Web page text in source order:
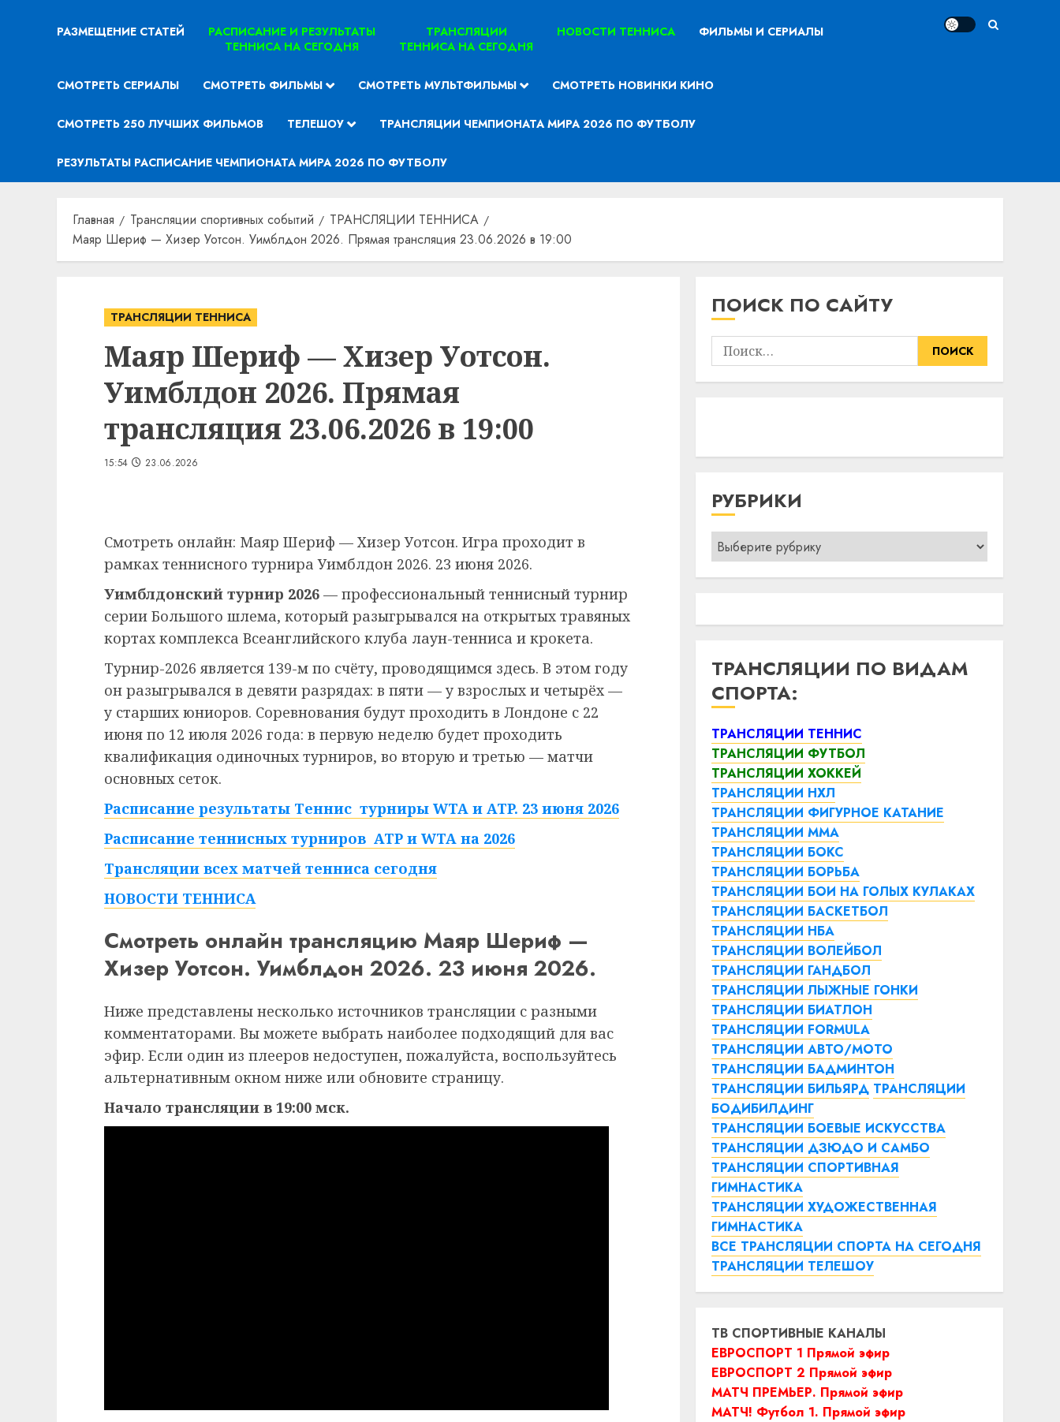
РАЗМЕЩЕНИЕ СТАТЕЙ
РАСПИСАНИЕ И РЕЗУЛЬТАТЫ
ТЕННИСА НА СЕГОДНЯ
ТРАНСЛЯЦИИ
ТЕННИСА НА СЕГОДНЯ
НОВОСТИ ТЕННИСА ФИЛЬМЫ И СЕРИАЛЫ
СМОТРЕТЬ СЕРИАЛЫ СМОТРЕТЬ ФИЛЬМЫ СМОТРЕТЬ МУЛЬТФИЛЬМЫ СМОТРЕТЬ НОВИНКИ КИНО
СМОТРЕТЬ 250 ЛУЧШИХ ФИЛЬМОВ ТЕЛЕШОУ ТРАНСЛЯЦИИ ЧЕМПИОНАТА МИРА 2026 ПО ФУТБОЛУ
РЕЗУЛЬТАТЫ РАСПИСАНИЕ ЧЕМПИОНАТА МИРА 2026 ПО ФУТБОЛУ
Главная Трансляции спортивных событий
ТРАНСЛЯЦИИ ТЕННИСА
Маяр Шериф — Хизер Уотсон. Уимблдон 2026. Прямая трансляция 23.06.2026 в 19:00
ТРАНСЛЯЦИИ ТЕННИСА
Маяр Шериф — Хизер Уотсон.
Уимблдон 2026. Прямая
трансляция 23.06.2026 в 19:00
15:54 23.06.2026
Смотреть онлайн: Маяр Шериф — Хизер Уотсон. Игра проходит в
рамках теннисного турнира Уимблдон 2026. 23 июня 2026.
Уимблдонский турнир 2026 — профессиональный теннисный турнир
серии Большого шлема, который разыгрывался на открытых травяных
кортах комплекса Всеанглийского клуба лаун-тенниса и крокета.
Турнир-2026 является 139-м по счёту, проводящимся здесь. В этом году
он разыгрывался в девяти разрядах: в пяти — у взрослых и четырёх —
у старших юниоров. Соревнования будут проходить в Лондоне с 22
июня по 12 июля 2026 года: в первую неделю будет проходить
квалификация одиночных турниров, во вторую и третью — матчи
основных сеток.
Расписание результаты Теннис турниры WTA и ATP. 23 июня 2026
Расписание теннисных турниров ATP и WTA на 2026
Трансляции всех матчей тенниса сегодня
НОВОСТИ ТЕННИСА
Смотреть онлайн трансляцию Маяр Шериф —
Хизер Уотсон. Уимблдон 2026. 23 июня 2026.
Ниже представлены несколько источников трансляции с разными
комментаторами. Вы можете выбрать наиболее подходящий для вас
эфир. Если один из плееров недоступен, пожалуйста, воспользуйтесь
альтернативным окном ниже или обновите страницу.
Начало трансляции в 19:00 мск.
ПОИСК ПО САЙТУ
Найти:
РУБРИКИ
Рубрики
ТРАНСЛЯЦИИ ПО ВИДАМ
СПОРТА:
ТРАНСЛЯЦИИ ТЕННИС
ТРАНСЛЯЦИИ ФУТБОЛ
ТРАНСЛЯЦИИ ХОККЕЙ
ТРАНСЛЯЦИИ НХЛ
ТРАНСЛЯЦИИ ФИГУРНОЕ КАТАНИЕ
ТРАНСЛЯЦИИ ММА
ТРАНСЛЯЦИИ БОКС
ТРАНСЛЯЦИИ БОРЬБА
ТРАНСЛЯЦИИ БОИ НА ГОЛЫХ КУЛАКАХ
ТРАНСЛЯЦИИ БАСКЕТБОЛ
ТРАНСЛЯЦИИ НБА
ТРАНСЛЯЦИИ ВОЛЕЙБОЛ
ТРАНСЛЯЦИИ ГАНДБОЛ
ТРАНСЛЯЦИИ ЛЫЖНЫЕ ГОНКИ
ТРАНСЛЯЦИИ БИАТЛОН
ТРАНСЛЯЦИИ FORMULA
ТРАНСЛЯЦИИ АВТО/МОТО
ТРАНСЛЯЦИИ БАДМИНТОН
ТРАНСЛЯЦИИ БИЛЬЯРД ТРАНСЛЯЦИИ
БОДИБИЛДИНГ
ТРАНСЛЯЦИИ БОЕВЫЕ ИСКУССТВА
ТРАНСЛЯЦИИ ДЗЮДО И САМБО
ТРАНСЛЯЦИИ СПОРТИВНАЯ
ГИМНАСТИКА
ТРАНСЛЯЦИИ ХУДОЖЕСТВЕННАЯ
ГИМНАСТИКА
ВСЕ ТРАНСЛЯЦИИ СПОРТА НА СЕГОДНЯ
ТРАНСЛЯЦИИ ТЕЛЕШОУ
ТВ СПОРТИВНЫЕ КАНАЛЫ
ЕВРОСПОРТ 1 Прямой эфир
ЕВРОСПОРТ 2 Прямой эфир
МАТЧ ПРЕМЬЕР. Прямой эфир
МАТЧ! Футбол 1. Прямой эфир